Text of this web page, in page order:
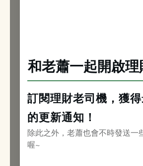
和老蕭一起開啟
訂閱理財老司機，獲
的更新通知！
除此之外，老蕭也會不時發送一
喔~